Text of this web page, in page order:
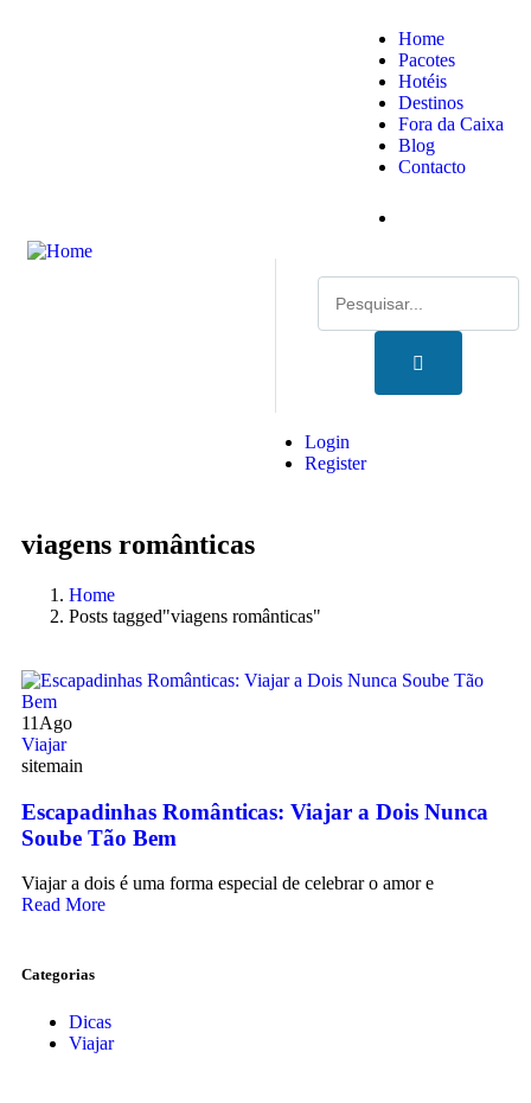
Home
Pacotes
Hotéis
Destinos
Fora da Caixa
Blog
Contacto
Login
Register
viagens românticas
Home
Posts tagged"viagens românticas"
11 Ago
Viajar
sitemain
Escapadinhas Românticas: Viajar a Dois Nunca
Soube Tão Bem
Viajar a dois é uma forma especial de celebrar o amor e
Read More
Categorias
Dicas
Viajar